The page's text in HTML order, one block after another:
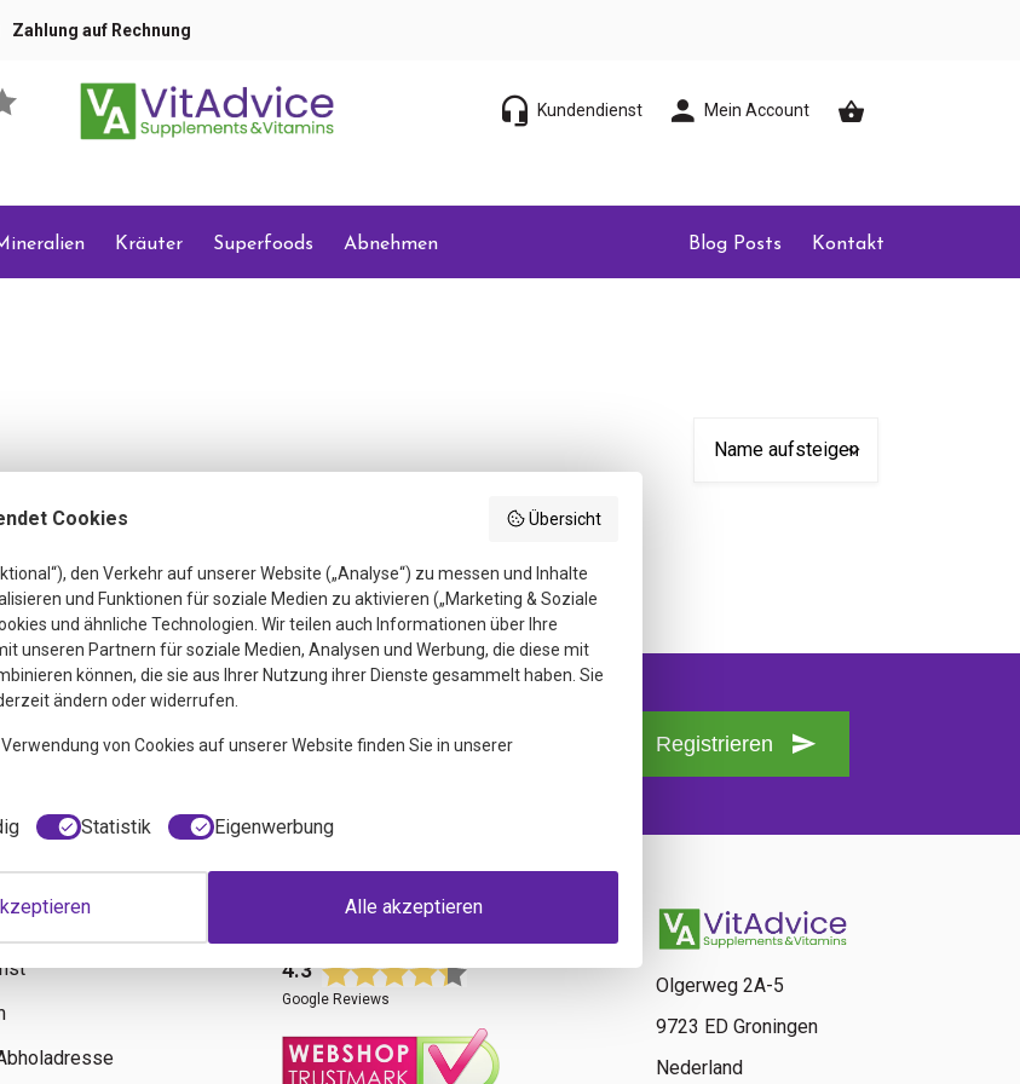
Zahlung auf Rechnung
Kundendienst Mein Account
Kräuter Superfoods Abnehmen Blog Posts Kontakt
Registrieren
Bewertungen
4.3
Google Reviews
Olgerweg 2A-5
9723 ED Groningen
Nederland
Cookies Übersicht
den Verkehr auf unserer Website („Analyse“) zu messen und Inhalte
und Funktionen für soziale Medien zu aktivieren („Marketing & Soziale
und ähnliche Technologien. Wir teilen auch Informationen über Ihre
unseren Partnern für soziale Medien, Analysen und Werbung, die diese mit
können, die sie aus Ihrer Nutzung ihrer Dienste gesammelt haben. Sie
ändern oder widerrufen.
von Cookies auf unserer Website finden Sie in unserer
Statistik Eigenwerbung
Alle akzeptieren